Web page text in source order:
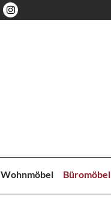
Wohnmöbel Büromöbel